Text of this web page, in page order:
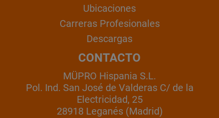
Ubicaciones
Carreras Profesionales
Descargas
CONTACTO
MÜPRO Hispania S.L.
Pol. Ind. San José de Valderas C/ de la
Electricidad, 25
28918 Leganés (Madrid)